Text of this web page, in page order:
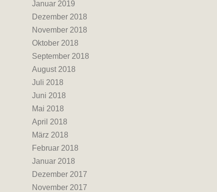
Januar 2019
Dezember 2018
November 2018
Oktober 2018
September 2018
August 2018
Juli 2018
Juni 2018
Mai 2018
April 2018
März 2018
Februar 2018
Januar 2018
Dezember 2017
November 2017